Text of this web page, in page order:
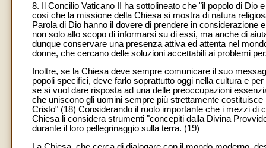
8. Il Concilio Vaticano II ha sottolineato che "il popolo di
così che la missione della Chiesa si mostra di natura
Parola di Dio hanno il dovere di prendere in considerazione
non solo allo scopo di informarsi su di essi, ma anche di
dunque conservare una presenza attiva ed attenta nel
donne, che cercano delle soluzioni accettabili ai problemi
Inoltre, se la Chiesa deve sempre comunicare il suo
popoli specifici, deve farlo soprattutto oggi nella cultura e
se si vuol dare risposta ad una delle preoccupazioni
che uniscono gli uomini sempre più strettamente
Cristo" (18) Considerando il ruolo importante che i mezzi
Chiesa li considera strumenti "concepiti dalla Divina
durante il loro pellegrinaggio sulla terra. (19)